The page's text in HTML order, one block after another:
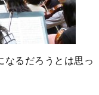
なるだろうとは思っ